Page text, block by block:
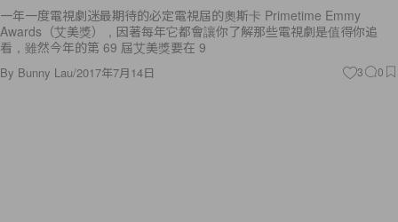
一年一度電視劇迷最期待的必定電視屆的奧斯卡 Primetime Emmy
Awards（艾美獎），因著每年它都會讓你了解那些電視劇是值得你追
看，雖然今年的第 69 屆艾美獎要在 9
By Bunny Lau/2017年7月14日 3 0